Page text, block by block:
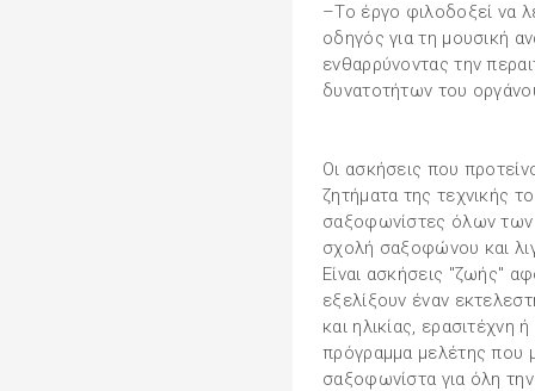
–Το έργο φιλοδοξεί να
οδηγός για τη μουσική
ενθαρρύνοντας την
δυνατοτήτων του
Οι ασκήσεις που
ζητήματα της τεχνικής
σαξοφωνίστες όλων
σχολή σαξοφώνου και
Είναι ασκήσεις "ζωής"
εξελίξουν έναν
και ηλικίας, ερασιτέχνη
πρόγραμμα μελέτης που
σαξοφωνίστα για όλη